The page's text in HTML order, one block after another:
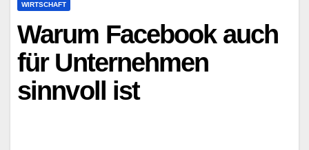
WIRTSCHAFT
Warum Facebook auch
für Unternehmen
sinnvoll ist